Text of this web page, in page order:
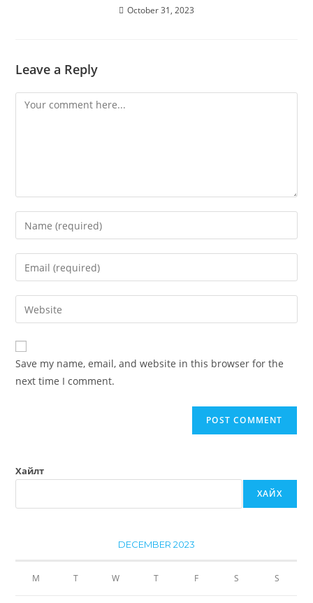
October 31, 2023
Leave a Reply
Save my name, email, and website in this browser for the
next time I comment.
Хайлт
ХАЙХ
DECEMBER 2023
M T W T F S S